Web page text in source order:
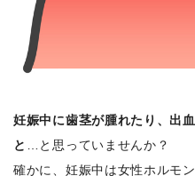
妊娠中に歯茎が腫れたり、出
と …と思っていませんか？
確かに、妊娠中は女性ホルモ